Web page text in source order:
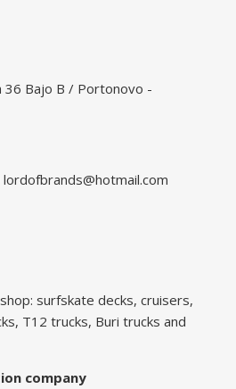
36 Bajo B / Portonovo -
surfskate decks, cruisers,
T12 trucks, Buri trucks and
company